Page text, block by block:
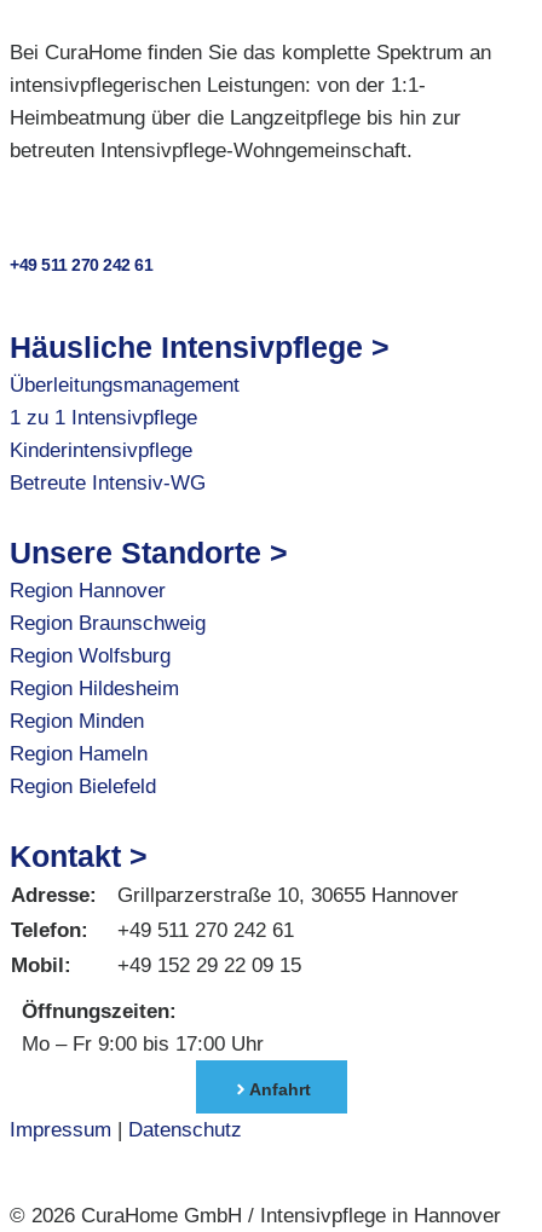
Bei CuraHome finden Sie das komplette Spektrum an
intensivpflegerischen Leistungen: von der 1:1-
Heimbeatmung über die Langzeitpflege bis hin zur
betreuten Intensivpflege-Wohngemeinschaft.
+49 511 270 242 61
Häusliche Intensivpflege >
Überleitungsmanagement
1 zu 1 Intensivpflege
Kinderintensivpflege
Betreute Intensiv-WG
Unsere Standorte >
Region Hannover
Region Braunschweig
Region Wolfsburg
Region Hildesheim
Region Minden
Region Hameln
Region Bielefeld
Kontakt >
Adresse:
Grillparzerstraße 10, 30655 Hannover
Telefon:
+49 511 270 242 61
Mobil:
+49 152 29 22 09 15
Öffnungszeiten:
Mo – Fr 9:00 bis 17:00 Uhr
Anfahrt
Impressum Datenschutz
© 2026 CuraHome GmbH / Intensivpflege in Hannover